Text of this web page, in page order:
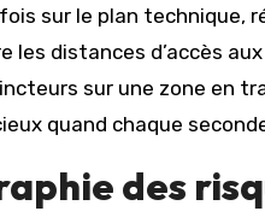
sur le plan technique,
distances d’accès
sur une zone en
quand chaque
des